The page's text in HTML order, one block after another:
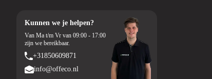
Kunnen we je helpen?
Van Ma t/m Vr van 09:00 - 17:00
zijn we bereikbaar.
+31850609871
info@offeco.nl